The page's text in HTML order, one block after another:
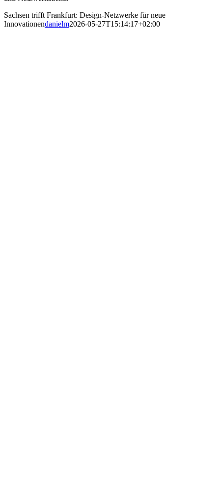
Sachsen trifft Frankfurt: Design-Netzwerke für neue
Innovationendanielm2026-05-27T15:14:17+02:00